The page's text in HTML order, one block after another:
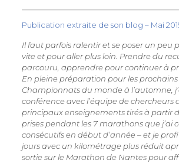
Publication extraite de son blog – Mai
Il faut parfois ralentir et se poser un peu
vite et pour aller plus loin. Prendre du
parcouru, apprendre pour continuer à
En pleine préparation pour les
Championnats du monde à l’automne,
conférence avec l’équipe de chercheurs
principaux enseignements tirés à partir
prises pendant les 7 marathons que j’ai
consécutifs en début d’année – et je
jours avec un kilométrage plus réduit
sortie sur le Marathon de Nantes pour